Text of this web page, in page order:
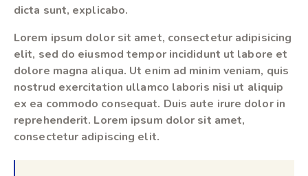
dicta sunt, explicabo.
Lorem ipsum dolor sit amet, consectetur adipisicing
elit, sed do eiusmod tempor incididunt ut labore et
dolore magna aliqua. Ut enim ad minim veniam, quis
nostrud exercitation ullamco laboris nisi ut aliquip
ex ea commodo consequat. Duis aute irure dolor in
reprehenderit. Lorem ipsum dolor sit amet,
consectetur adipiscing elit.